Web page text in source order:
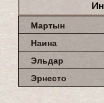
Мартын
Наина
Эльдар
Эрнесто